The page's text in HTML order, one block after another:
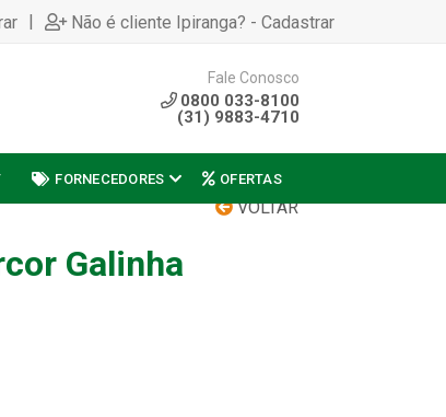
| Não é cliente Ipiranga? - Cadastrar
Fale Conosco
0800 033-8100
(31) 9883-4710
FORNECEDORES OFERTAS
VOLTAR
Galinha